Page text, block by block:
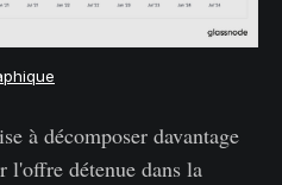
à décomposer davantage
l'offre détenue dans la